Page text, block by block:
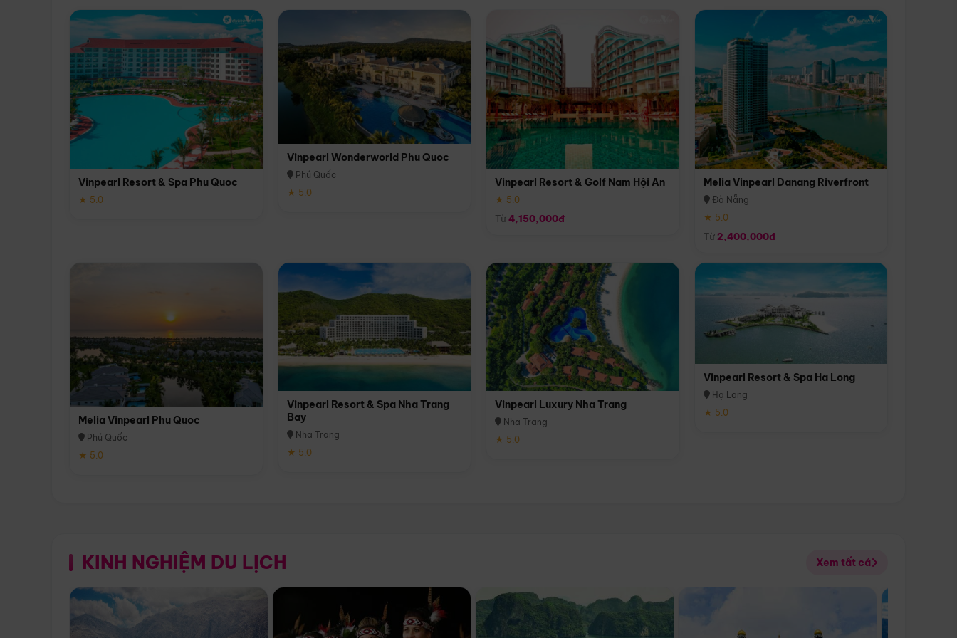
Vinpearl Resort & Spa Phu Quoc
★ 5.0
Vinpearl Wonderworld Phu Quoc
Phú Quốc
★ 5.0
Vinpearl Resort & Golf Nam Hội An
★ 5.0
Từ4,150,000đ
Melia Vinpearl Danang Riverfront
Đà Nẵng
★ 5.0
Từ 2,400,000đ
Melia Vinpearl Phu Quoc
Phú Quốc
★ 5.0
Vinpearl Resort & Spa Nha Trang
Bay
Nha Trang
★ 5.0
Vinpearl Luxury Nha Trang
Nha Trang
★ 5.0
Vinpearl Resort & Spa Ha Long
Hạ Long
★ 5.0
KINH NGHIỆM DU LỊCH Xem tất cả